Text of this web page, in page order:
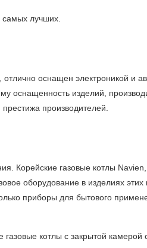
самых лучших.
оснащен электроникой и
оснащенность изделий,
производителей.
Корейские газовые котлы
оборудование в изделиях этих
приборы для бытового
котлы с закрытой камерой